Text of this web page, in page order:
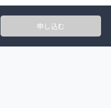
申し込む